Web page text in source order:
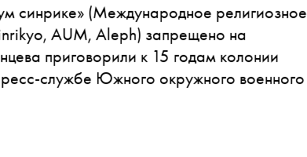
синрике» (Международное религиозное
AUM, Aleph) запрещено на
приговорили к 15 годам колонии
службе Южного окружного военного